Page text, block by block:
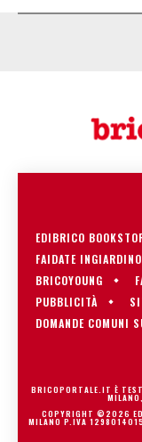
EDIBRICO
FAIDATE INGIARDINO
BRICOYOUNG
PUBBLICITÀ
DOMANDE COMUNI
BRICOPORTALE.IT È
COPYRIGHT ©2026
MILANO P.IVA